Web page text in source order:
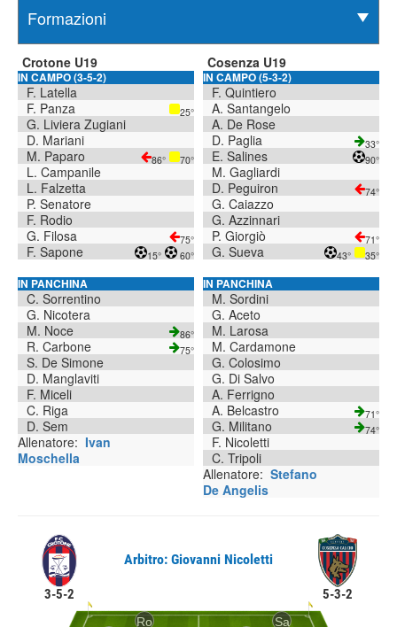
Crotone U19
IN CAMPO (3-5-2)
F. Latella
F. Panza
25°
G. Liviera Zugiani
D. Mariani
M. Paparo
86° 70°
L. Campanile
L. Falzetta
P. Senatore
F. Rodio
G. Filosa
75°
F. Sapone 15° 60°
IN PANCHINA
C. Sorrentino
G. Nicotera
M. Noce
86°
R. Carbone 75°
S. De Simone
D. Manglaviti
F. Miceli
C. Riga
D. Sem
Allenatore: Ivan
Moschella
Cosenza U19
IN CAMPO (5-3-2)
F. Quintiero
A. Santangelo
A. De Rose
D. Paglia
33°
E. Salines 90°
M. Gagliardi
D. Peguiron
74°
G. Caiazzo
G. Azzinnari
P. Giorgiò
71°
G. Sueva 43° 35°
IN PANCHINA
M. Sordini
G. Aceto
M. Larosa
M. Cardamone
G. Colosimo
G. Di Salvo
A. Ferrigno
A. Belcastro
71°
G. Militano 74°
F. Nicoletti
C. Tripoli
Allenatore: Stefano
De Angelis
3-5-2
Arbitro: Giovanni Nicoletti
5-3-2
Sa
Ro